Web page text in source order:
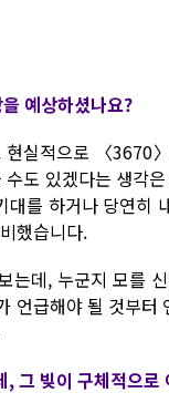
예상하셨나요?
실적으로 〈3670
도 있겠다는 생각
를 하거나 당연히
했습니다.
는데, 누군지 모를
언급해야 될 것부터
그 빚이 구체적으로